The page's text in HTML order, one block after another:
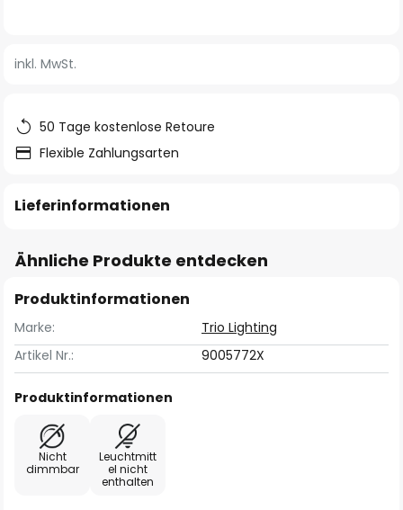
springen
inkl. MwSt.
50 Tage kostenlose Retoure
Flexible Zahlungsarten
Lieferinformationen
Ähnliche Produkte entdecken
Produktinformationen
Marke:
Trio Lighting
Artikel Nr.:
9005772X
Produktinformationen
Nicht
dimmbar
Leuchtmitt
el nicht
enthalten